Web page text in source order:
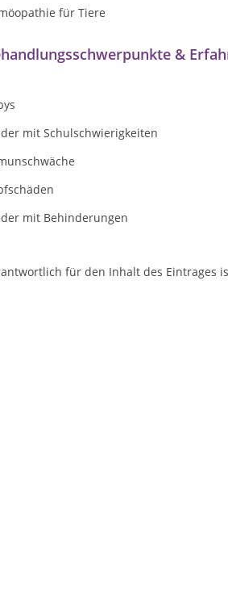
für Tiere
&
mit Schulschwierigkeiten
mit Behinderungen
für den Inhalt des Eintrages